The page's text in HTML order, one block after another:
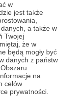
w
jest także
a także w
Twojej
że w
będą mogły być
danych z państw
na
celów
prywatności.